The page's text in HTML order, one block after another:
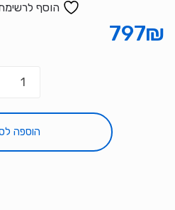
הוסף
797₪
כמות
מסך
הוספה